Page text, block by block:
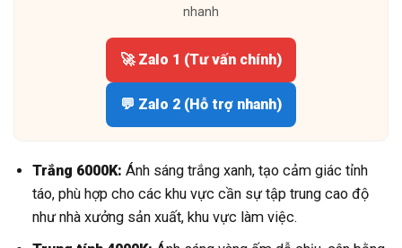
nhanh
🚀 Zalo 1 (Tư vấn chính)
💬 Zalo 2 (Hỗ trợ nhanh)
Trắng 6000K: Ánh sáng trắng xanh, tạo cảm giác tỉnh
táo, phù hợp cho các khu vực cần sự tập trung cao độ
như nhà xưởng sản xuất, khu vực làm việc.